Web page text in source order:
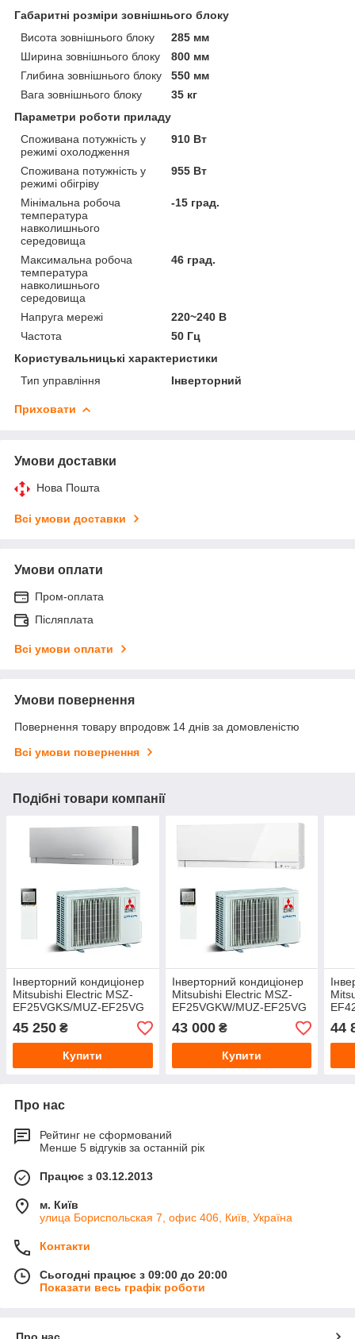
Габаритні розміри зовнішнього блоку
Висота зовнішнього блоку
285 мм
Ширина зовнішнього блоку
800 мм
Глибина зовнішнього блоку
550 мм
Вага зовнішнього блоку
35 кг
Параметри роботи приладу
Споживана потужність у
режимі охолодження
910 Вт
Споживана потужність у
режимі обігріву
955 Вт
Мінімальна робоча
температура
навколишнього
середовища
-15 град.
Максимальна робоча
температура
навколишнього
середовища
46 град.
Напруга мережі
220~240 В
Частота
50 Гц
Користувальницькі характеристики
Тип управління
Інверторний
Приховати
Умови доставки
Нова Пошта
Всі умови доставки
Умови оплати
Пром-оплата
Післяплата
Всі умови оплати
Умови повернення
Повернення товару впродовж 14 днів за домовленістю
Всі умови повернення
Подібні товари компанії
Інверторний кондиціонер
Mitsubishi Electric MSZ-
EF25VGKS/MUZ-EF25VG
Silver
45 250 ₴
Купити
Інверторний кондиціонер
Mitsubishi Electric MSZ-
EF25VGKW/MUZ-EF25VG
White
43 000₴
Купити
44
Про нас
Рейтинг не сформований
Менше 5 відгуків за останній рік
Працює з 03.12.2013
м. Київ
улица Бориспольская 7, офис 406, Київ, Україна
Контакти
Сьогодні працює з 09:00 до 20:00
Показати весь графік роботи